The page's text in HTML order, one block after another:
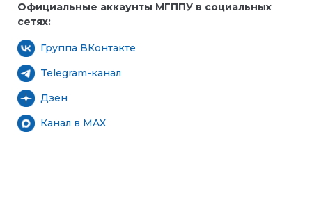
Официальные аккаунты МГППУ в социальных
сетях:
Группа ВКонтакте
Telegram-канал
Дзен
Канал в MAX